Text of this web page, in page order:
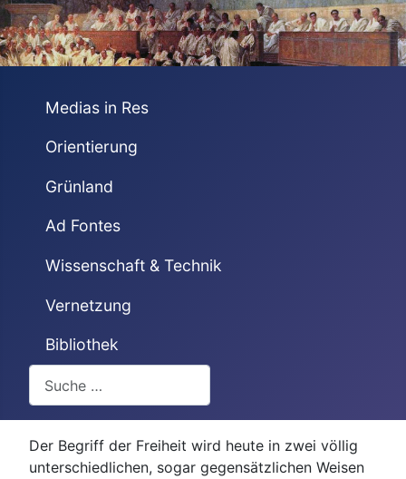
Medias in Res
Orientierung
Grünland
Ad Fontes
Wissenschaft & Technik
Vernetzung
Bibliothek
Der Begriff der Freiheit wird heute in zwei völlig
unterschiedlichen, sogar gegensätzlichen Weisen